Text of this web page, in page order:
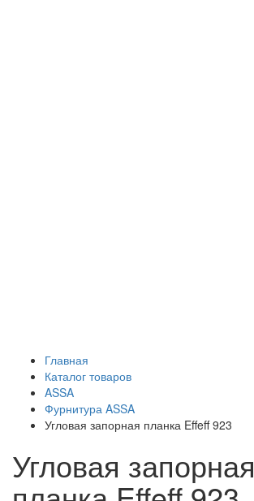
Главная
Каталог товаров
ASSA
Фурнитура ASSA
Угловая запорная планка Effeff 923
Угловая запорная